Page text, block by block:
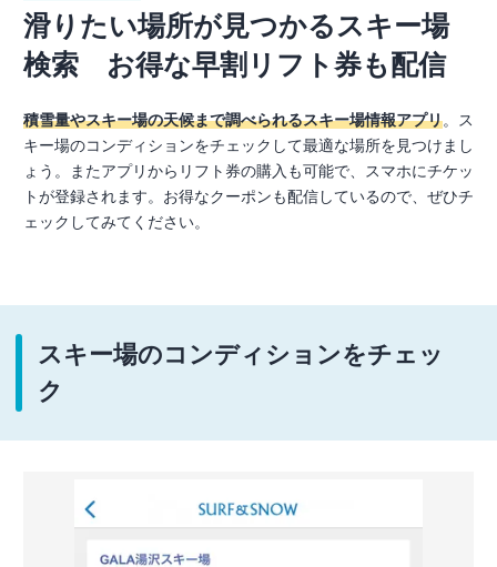
滑りたい場所が見つかるスキー場
検索 お得な早割リフト券も配信
積雪量やスキー場の天候まで調べられるスキー場情報アプリ。ス
キー場のコンディションをチェックして最適な場所を見つけまし
ょう。またアプリからリフト券の購入も可能で、スマホにチケッ
トが登録されます。お得なクーポンも配信しているので、ぜひチ
ェックしてみてください。
スキー場のコンディションをチェッ
ク